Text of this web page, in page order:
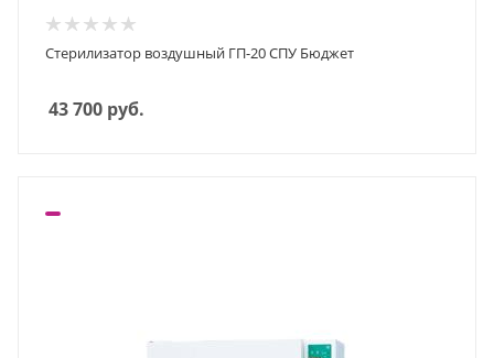
Стерилизатор воздушный ГП-20 СПУ Бюджет
43 700 руб.